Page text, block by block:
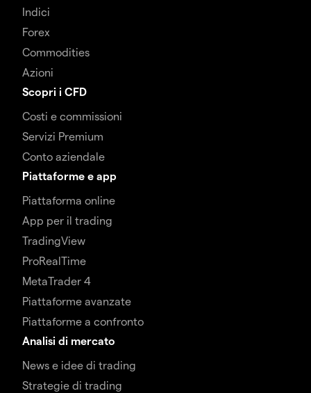
Indici
Forex
Commodities
Azioni
Scopri i CFD
Costi e commissioni
Servizi Premium
Conto aziendale
Piattaforme e app
Piattaforma online
App per il trading
TradingView
ProRealTime
MetaTrader 4
Piattaforme avanzate
Piattaforme a confronto
Analisi di mercato
News e idee di trading
Strategie di trading